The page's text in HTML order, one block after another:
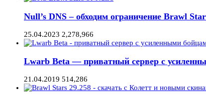
Null’s DNS – обходим ограничение Brawl
25.04.2023 2,278,966
Lwarb Beta — приватный сервер с
21.04.2019 514,286